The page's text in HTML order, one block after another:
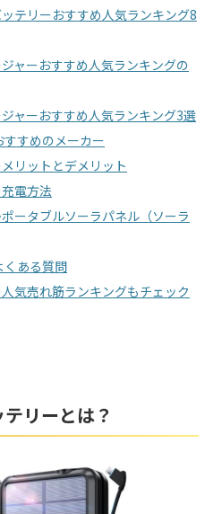
テリーおすすめ人気ランキング8
ャーおすすめ人気ランキングの
ャーおすすめ人気ランキング3選
すめのメーカー
リットとデメリット
電方法
ータブルソーラパネル（ソーラ
くある質問
気売れ筋ランキングもチェック
リーとは？